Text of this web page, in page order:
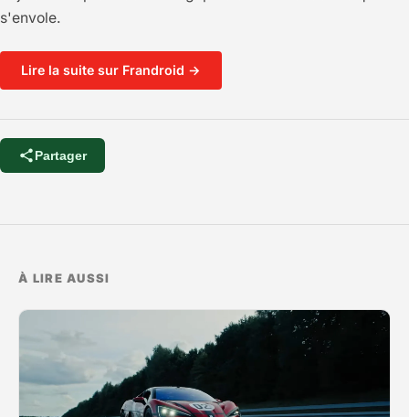
s'envole.
Lire la suite sur Frandroid →
Partager
À LIRE AUSSI